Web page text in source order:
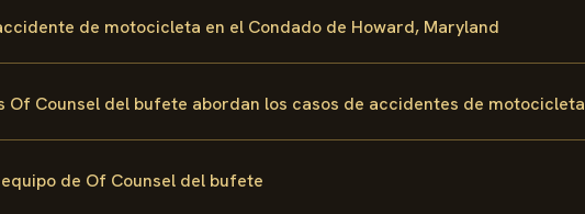
de motocicleta en el Condado de Howard, Maryland
Of Counsel del bufete abordan los casos de accidentes de motocicleta
de Of Counsel del bufete